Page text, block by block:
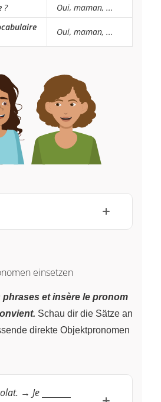
?
Oui, maman, ...
Oui, maman, ...
einsetzen
phrases et insère le pronom
Schau dir die Sätze an
direkte Objektpronomen
→ Je